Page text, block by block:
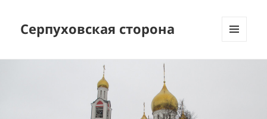
Серпуховская сторона